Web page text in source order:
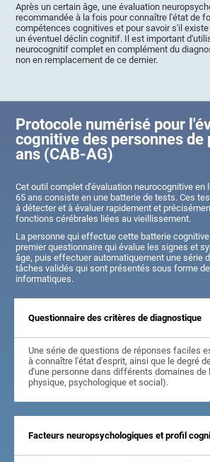
Après un certain âge, une évaluation
recommandée à la fois pour connaître l'état de
compétences cognitives et pour savoir s'il
un éventuel déclin cognitif. Il est important
neurocognitif complet en complément du
non en remplacement de ce dernier.
Protocole numérisé pour
cognitive des personnes de
ans (CAB-AG)
Cet outil complet d'évaluation neurocognitive en
65 ans consiste en une batterie de tests. Ces
à détecter et à évaluer rapidement et
fonctions cérébrales liées au vieillissement.
La personne qui effectue cette batterie
premier questionnaire qui évalue les signes et
âge, puis effectuer automatiquement une série
tâches validés qui sont présentés sous forme
informatiques.
Questionnaire des critères de diagnostique
Une série de questions de réponses faciles
à connaître l'état d'esprit, ainsi que le degré
d'une personne dans différents domaines de
physique, psychologique et social).
Facteurs neuropsychologiques et profil